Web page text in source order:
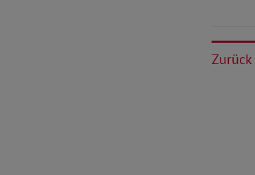
Zurück